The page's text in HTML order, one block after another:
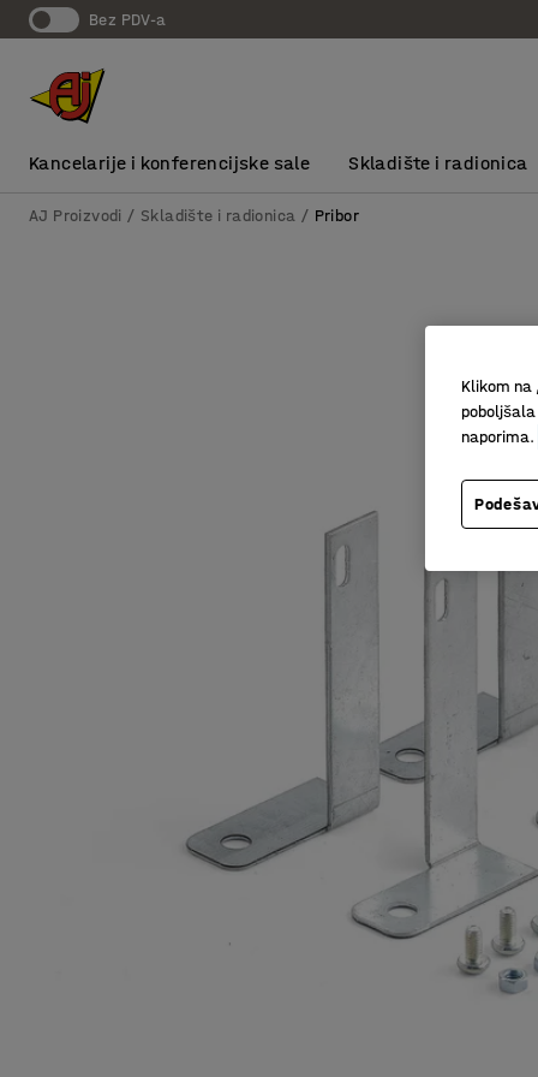
bez PDV-a
Kancelarije i konferencijske sale Skladište i radionica
AJ Proizvodi Skladište i radionica Pribor
Klikom na
naporima.